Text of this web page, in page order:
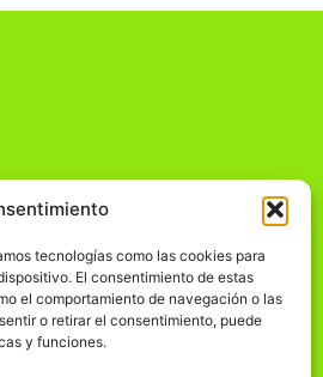
tecnologías como las cookies para
El consentimiento de estas
el comportamiento de navegación o las
o retirar el consentimiento, puede
y funciones.